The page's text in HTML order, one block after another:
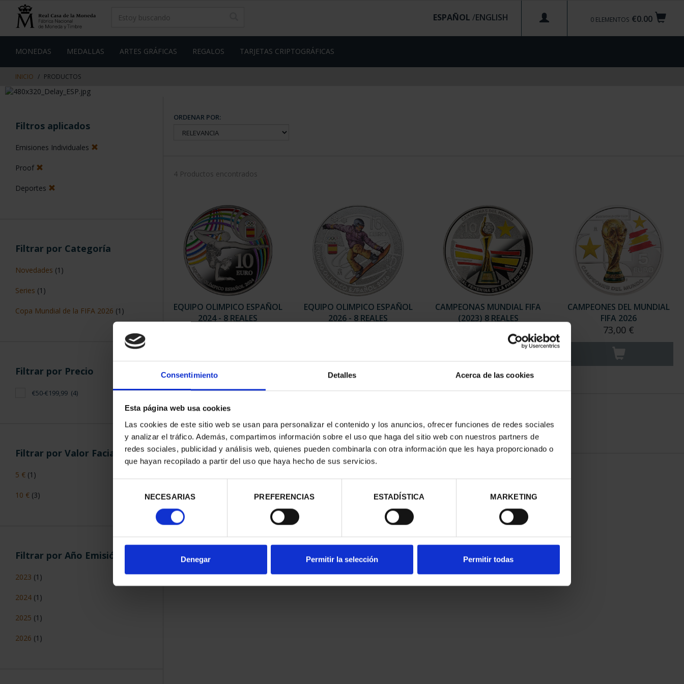
Consentimiento Detalles Acerca de las cookies
Esta página web usa cookies
Las cookies de este sitio web se usan para personalizar el contenido y los anuncios, ofrecer funciones de redes sociales
y analizar el tráfico. Además, compartimos información sobre el uso que haga del sitio web con nuestros partners de
redes sociales, publicidad y análisis web, quienes pueden combinarla con otra información que les haya proporcionado o
que hayan recopilado a partir del uso que haya hecho de sus servicios.
consentimiento
NECESARIAS PREFERENCIAS ESTADÍSTICA MARKETING
Denegar Permitir la selección Permitir todas
contenido
de
€0.00
0 ELEMENTOS
ESPAÑOL /
MONEDAS MEDALLAS ARTES GRÁFICAS REGALOS TARJETAS CRIPTOGRÁFICAS
INICIO PRODUCTOS
Filtros aplicados
Emisiones Individuales
Proof
Deportes
Filtrar por Categoría
Novedades (1)
Series (1)
Copa Mundial de la FIFA 2026 (1)
Filtrar por Precio
€50-€199,99 (4)
Filtrar por Valor Facial
5 € (1)
10 € (3)
Filtrar por Año Emisión
2023 (1)
2024 (1)
2025 (1)
2026 (1)
ORDENAR POR:
4 Productos encontrados
EQUIPO OLIMPICO ESPAÑOL
2024 - 8 REALES
EQUIPO OLIMPICO ESPAÑOL
2026 - 8 REALES
CAMPEONAS MUNDIAL FIFA
(2023) 8 REALES
CAMPEONES DEL MUNDIAL
FIFA 2026
73,00 €
ORDENAR POR: